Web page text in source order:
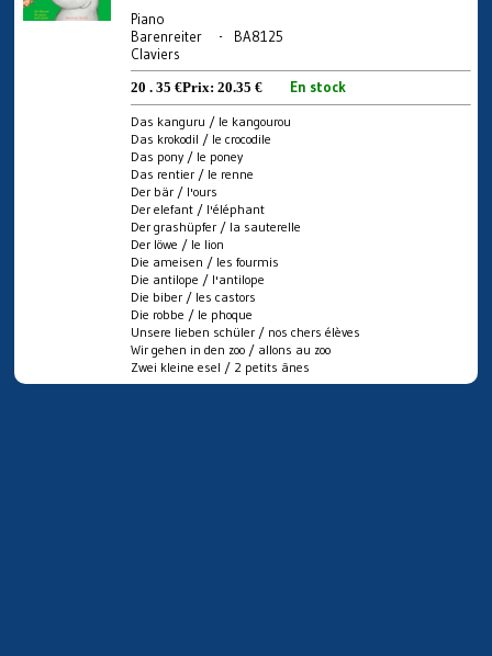
Piano
Barenreiter - BA8125
Claviers
20 . 35 €Prix: 20.35 € En stock
Das kanguru / le kangourou
Das krokodil / le crocodile
Das pony / le poney
Das rentier / le renne
Der bär / l'ours
Der elefant / l'éléphant
Der grashüpfer / la sauterelle
Der löwe / le lion
Die ameisen / les fourmis
Die antilope / l'antilope
Die biber / les castors
Die robbe / le phoque
Unsere lieben schüler / nos chers élèves
Wir gehen in den zoo / allons au zoo
Zwei kleine esel / 2 petits ânes